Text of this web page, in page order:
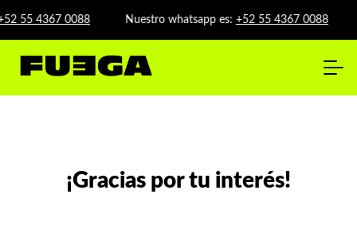
55 4367 0088 Nuestro whatsapp es: +52 55 4367 0088
¡Gracias por tu interés!